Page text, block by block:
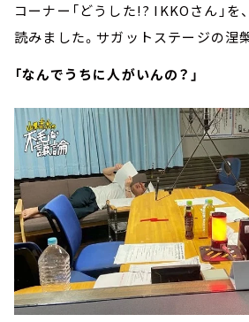
コーナー「どうした!? IKKOさん」を
読みました。サガットステージの涅
「なんでうちに人がいんの？」